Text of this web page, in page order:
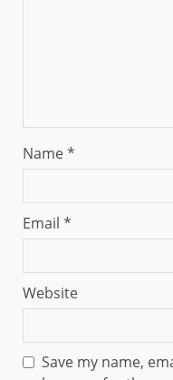
Name*
Email *
Website
Save my name,